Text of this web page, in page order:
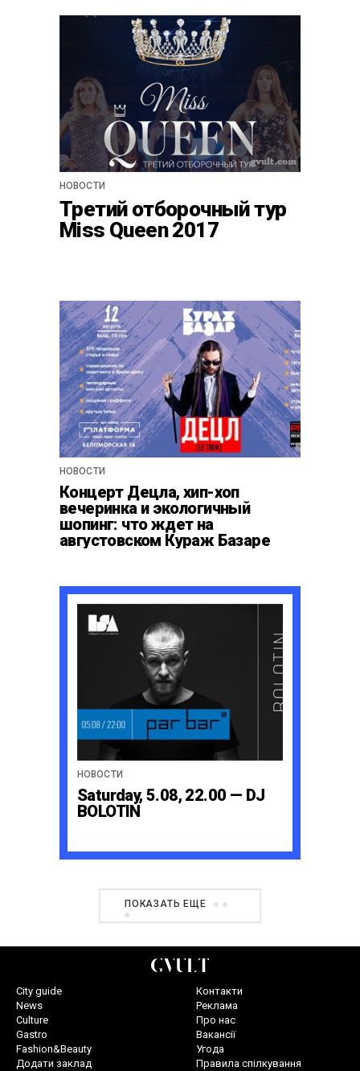
НОВОСТИ
Третий отборочный тур
Miss Queen 2017
НОВОСТИ
Концерт Децла, хип-хоп
вечеринка и экологичный
шопинг: что ждет на
августовском Кураж Базаре
НОВОСТИ
Saturday, 5.08, 22.00 — DJ
BOLOTIN
ПОКАЗАТЬ ЕЩЕ
City guide
News
Culture
Gastro
Fashion&Beauty
Додати заклад
Контакти
Реклама
Про нас
Вакансії
Угода
Правила спілкування